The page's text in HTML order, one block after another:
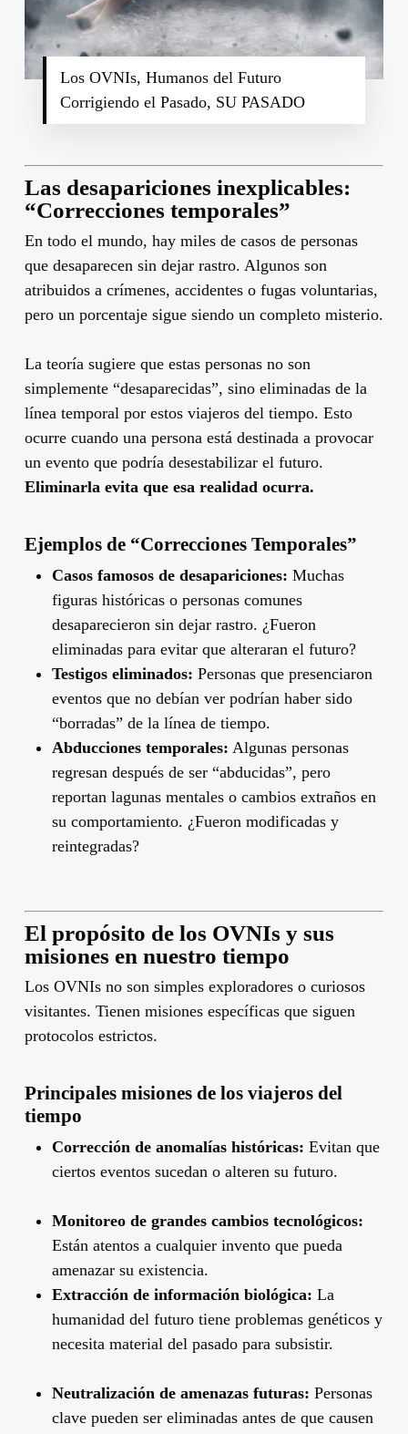
Los OVNIs, Humanos del Futuro
Corrigiendo el Pasado, SU PASADO
Las desapariciones inexplicables:
“Correcciones temporales”
En todo el mundo, hay miles de casos de personas
que desaparecen sin dejar rastro. Algunos son
atribuidos a crímenes, accidentes o fugas voluntarias,
pero un porcentaje sigue siendo un completo misterio.
La teoría sugiere que estas personas no son
simplemente “desaparecidas”, sino eliminadas de la
línea temporal por estos viajeros del tiempo. Esto
ocurre cuando una persona está destinada a provocar
un evento que podría desestabilizar el futuro.
Eliminarla evita que esa realidad ocurra.
Ejemplos de “Correcciones Temporales”
Casos famosos de desapariciones: Muchas
figuras históricas o personas comunes
desaparecieron sin dejar rastro. ¿Fueron
eliminadas para evitar que alteraran el futuro?
Testigos eliminados: Personas que presenciaron
eventos que no debían ver podrían haber sido
“borradas” de la línea de tiempo.
Abducciones temporales: Algunas personas
regresan después de ser “abducidas”, pero
reportan lagunas mentales o cambios extraños en
su comportamiento. ¿Fueron modificadas y
reintegradas?
El propósito de los OVNIs y sus
misiones en nuestro tiempo
Los OVNIs no son simples exploradores o curiosos
visitantes. Tienen misiones específicas que siguen
protocolos estrictos.
Principales misiones de los viajeros del
tiempo
Corrección de anomalías históricas: Evitan que
ciertos eventos sucedan o alteren su futuro.
Monitoreo de grandes cambios tecnológicos:
Están atentos a cualquier invento que pueda
amenazar su existencia.
Extracción de información biológica: La
humanidad del futuro tiene problemas genéticos y
necesita material del pasado para subsistir.
Neutralización de amenazas futuras: Personas
clave pueden ser eliminadas antes de que causen